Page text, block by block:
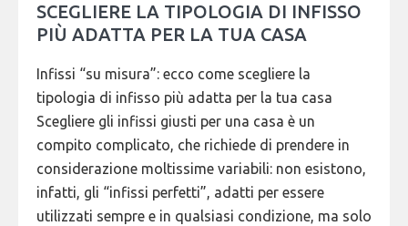
SCEGLIERE LA TIPOLOGIA DI INFISSO
PIÙ ADATTA PER LA TUA CASA
Infissi “su misura”: ecco come scegliere la
tipologia di infisso più adatta per la tua casa
Scegliere gli infissi giusti per una casa è un
compito complicato, che richiede di prendere in
considerazione moltissime variabili: non esistono,
infatti, gli “infissi perfetti”, adatti per essere
utilizzati sempre e in qualsiasi condizione, ma solo